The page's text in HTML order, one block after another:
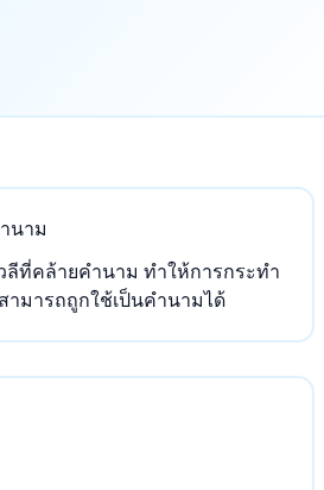
นาม
ที่คล้ายคำนาม ทำให้การกระทำ
มารถถูกใช้เป็นคำนามได้